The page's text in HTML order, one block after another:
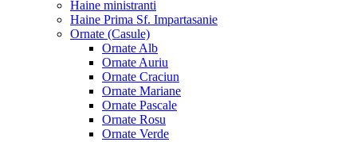
Haine ministranti
Haine Prima Sf. Impartasanie
Ornate (Casule)
Ornate Alb
Ornate Auriu
Ornate Craciun
Ornate Mariane
Ornate Pascale
Ornate Rosu
Ornate Verde